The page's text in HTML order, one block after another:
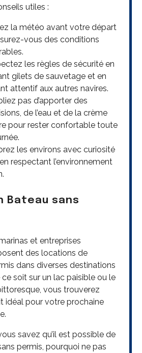
utiles :
la météo avant votre départ
vous des conditions
les règles de sécurité en
gilets de sauvetage et en
attentif aux autres navires.
pas d’apporter des
de l’eau et de la crème
pour rester confortable toute
les environs avec curiosité
respectant l’environnement
Bateau sans
et entreprises
des locations de
dans diverses destinations
soit sur un lac paisible ou le
vous trouverez
idéal pour votre prochaine
savez qu’il est possible de
permis, pourquoi ne pas